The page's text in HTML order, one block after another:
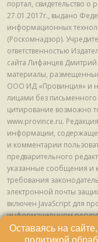
портал, свидетельство
27.01.2017г., выдано
информационных
(Роскомнадзор).
ответственностью
сайта Лифанцев
материалы,
ООО ИД «Провинция» и
лицами без
цитирование возможно
www.province.ru.
информации,
и комментарии
предварительного
указанные сообщения и
требования
электронной почты
включен JavaScript для
информационном
технологии
информации на основе
Оставаясь на
политикой